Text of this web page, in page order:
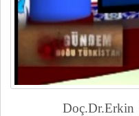
Doç.Dr.Erkin Emet